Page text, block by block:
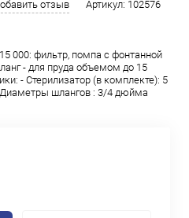
отзыв Артикул: 102576
000: фильтр, помпа с фонтанной
- для пруда объемом до 15
- Стерилизатор (в комплекте): 5
шлангов : 3/4 дюйма